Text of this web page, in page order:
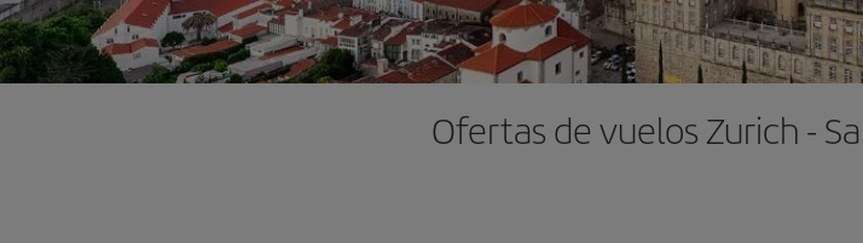
Ofertas de vuelos Zurich -